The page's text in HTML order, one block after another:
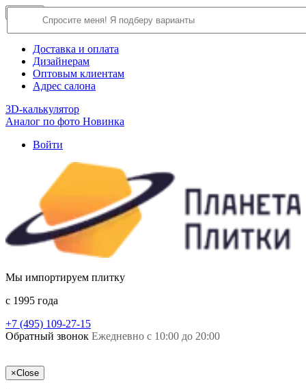
О компании
Доставка и оплата
Дизайнерам
Оптовым клиентам
Адрес салона
3D-калькулятор
Аналог по фото Новинка
Войти
Мы импортируем плитку
c 1995 года
+7 (495) 109-27-15
Обратный звонок Ежедневно с 10:00 до 20:00
×Close